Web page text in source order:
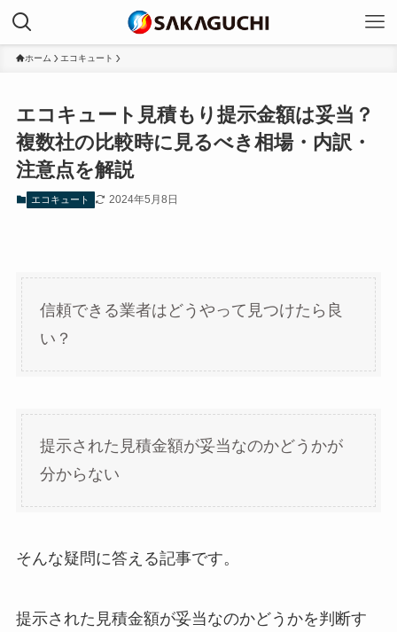
ホーム エコキュート
エコキュート見積もり提示金額は妥当？
複数社の比較時に見るべき相場・内訳・
注意点を解説
エコキュート 2024年5月8日
信頼できる業者はどうやって見つけたら良
い？
提示された見積金額が妥当なのかどうかが
分からない
そんな疑問に答える記事です。
提示された見積金額が妥当なのかどうかを判断す